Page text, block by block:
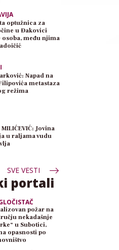
optužnica za
u Đakovici
osoba, među njima
Napad na
metastaza
režima
MILIĆEVIĆ: Jovina
u raljama vudu
SVE VESTI
portali
požar na
nekadašnje
u Subotici,
opasnosti po